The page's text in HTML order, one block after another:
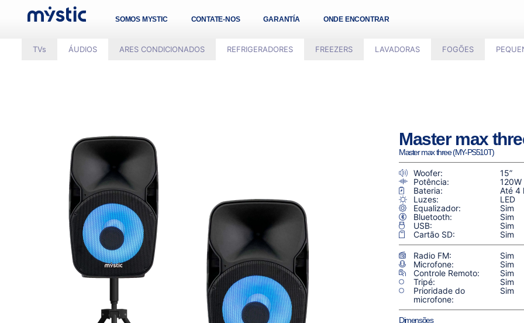
SOMOS MYSTIC CONTATE-NOS GARANTÍA ONDE ENCONTRAR
TVs ÁUDIOS ARES CONDICIONADOS REFRIGERADORES FREEZERS LAVADORAS FOGÕES
Master max
Master max three (MY-PS510T)
Woofer:
15”
Potência:
120W
Bateria:
Até 4
Luzes:
LED
Equalizador:
Sim
Bluetooth:
Sim
USB:
Sim
Cartão SD:
Sim
Radio FM:
Sim
Microfone:
Sim
Controle Remoto:
Sim
Tripé:
Sim
Prioridade do
microfone:
Sim
Dimensões